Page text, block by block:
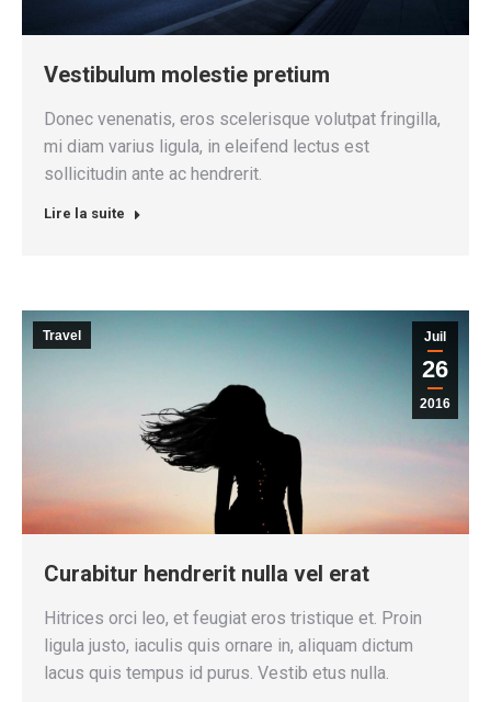
Vestibulum molestie pretium
Donec venenatis, eros scelerisque volutpat fringilla,
mi diam varius ligula, in eleifend lectus est
sollicitudin ante ac hendrerit.
Lire la suite
Juil
26
2016
Travel
Curabitur hendrerit nulla vel erat
Hitrices orci leo, et feugiat eros tristique et. Proin
ligula justo, iaculis quis ornare in, aliquam dictum
lacus quis tempus id purus. Vestib etus nulla.